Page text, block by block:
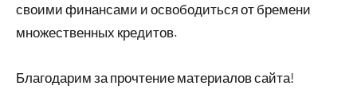
своими финансами и освободиться от бремени
множественных кредитов.
Благодарим за прочтение материалов сайта!